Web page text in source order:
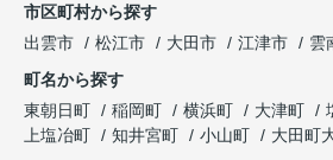
市区町村から探す
出雲市
松江市 大田市 江津市
雲
町名から探す
東朝日町
稲岡町 横浜町 大津町
上塩冶町
知井宮町 小山町
大田町